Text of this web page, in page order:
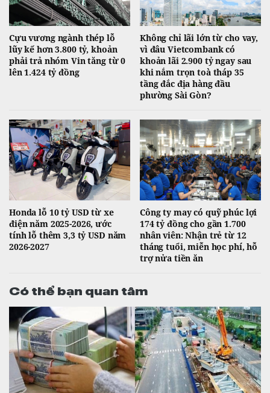
Cựu vương ngành thép lỗ
lũy kế hơn 3.800 tỷ, khoản
phải trả nhóm Vin tăng từ 0
lên 1.424 tỷ đồng
Không chỉ lãi lớn từ cho vay,
vì đâu Vietcombank có
khoản lãi 2.900 tỷ ngay sau
khi nắm trọn toà tháp 35
tầng đắc địa hàng đầu
phường Sài Gòn?
Honda lỗ 10 tỷ USD từ xe
điện năm 2025-2026, ước
tính lỗ thêm 3,3 tỷ USD năm
2026-2027
Công ty may có quỹ phúc lợi
174 tỷ đồng cho gần 1.700
nhân viên: Nhận trẻ từ 12
tháng tuổi, miễn học phí, hỗ
trợ nửa tiền ăn
Có thể bạn quan tâm